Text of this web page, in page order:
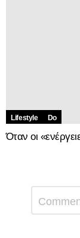
Lifestyle Do
Όταν οι
απάντηση